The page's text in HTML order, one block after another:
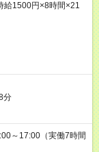
1500円×8時間×21
分
～17:00（実働7時間